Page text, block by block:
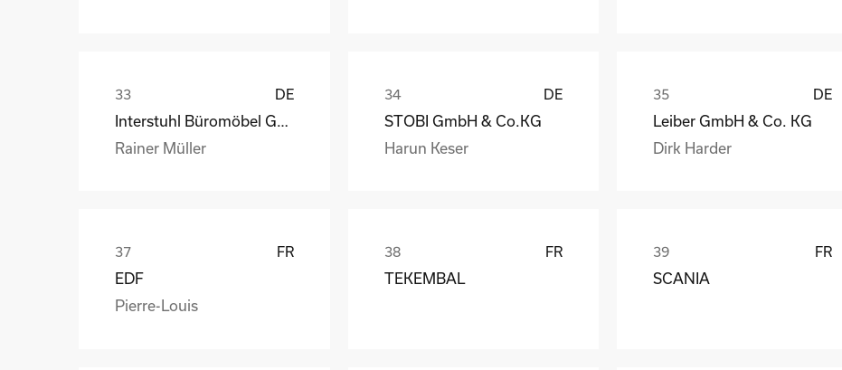
DE
Interstuhl Büromöbel GmbH & Co. KG
Rainer Müller
DE
STOBI GmbH & Co.KG
Harun Keser
DE
Leiber GmbH & Co. KG
Dirk Harder
FR
EDF
Pierre-Louis
FR
TEKEMBAL
FR
SCANIA